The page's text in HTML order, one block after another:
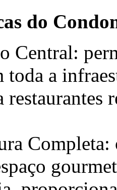
do
Central:
toda a